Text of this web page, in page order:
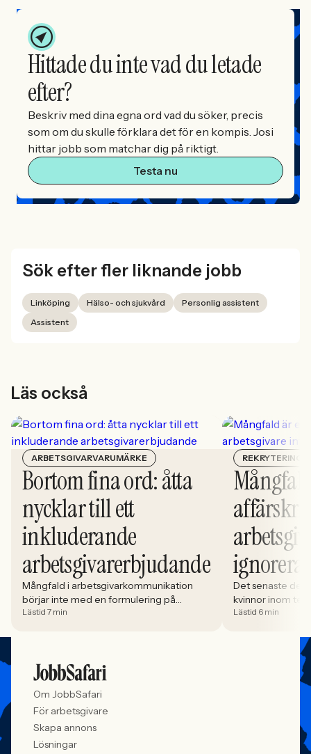
Hittade du inte vad du letade
efter?
Beskriv med dina egna ord vad du söker, precis
som om du skulle förklara det för en kompis. Josi
hittar jobb som matchar dig på riktigt.
Testa nu
Sök efter fler liknande jobb
Linköping Hälso- och sjukvård
Personlig assistent
Assistent
Läs också
ARBETSGIVARVARUMÄRKE
Bortom fina ord: åtta
nycklar till ett
inkluderande
arbetsgivarerbjudande
Mångfald i arbetsgivarkommunikation
börjar inte med en formulering på
karriärsidan. Den börjar i hur rekryteringen
mer medvetna, regelverken skärps och
konkurrensen om rätt kompetens
förändras räcker det inte längre att säga
att alla är välkomna. Arbetsgivare
behöver kunna visa vad det betyder i
praktiken.
Lästid 7 min
REKRYTERING
ignorera
Det senaste
kvinnor inom
stadigt på 30%.
i. Åsa
Women in
andelen
Lästid 6 min
Om JobbSafari
För arbetsgivare
Skapa annons
Lösningar